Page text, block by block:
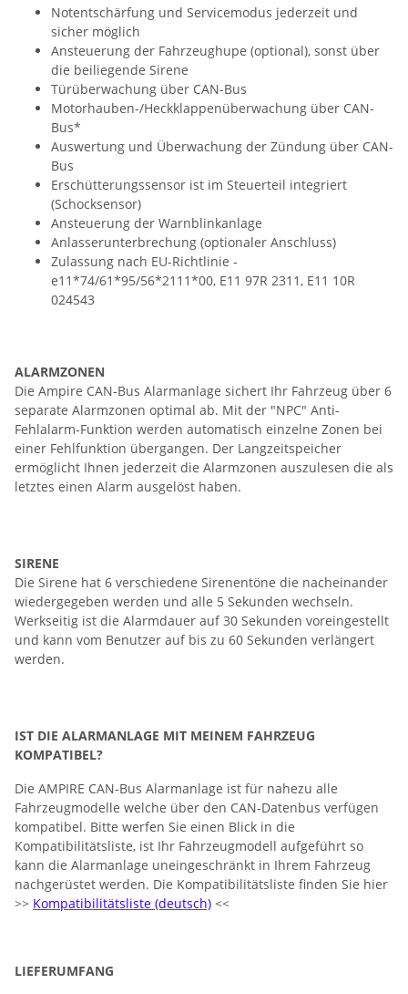
Notentschärfung und Servicemodus jederzeit und
sicher möglich
Ansteuerung der Fahrzeughupe (optional), sonst über
die beiliegende Sirene
Türüberwachung über CAN-Bus
Motorhauben-/Heckklappenüberwachung über CAN-
Bus*
Auswertung und Überwachung der Zündung über CAN-
Bus
Erschütterungssensor ist im Steuerteil integriert
(Schocksensor)
Ansteuerung der Warnblinkanlage
Anlasserunterbrechung (optionaler Anschluss)
Zulassung nach EU-Richtlinie -
e11*74/61*95/56*2111*00, E11 97R 2311, E11 10R
024543
ALARMZONEN
Die Ampire CAN-Bus Alarmanlage sichert Ihr Fahrzeug über 6
separate Alarmzonen optimal ab. Mit der "NPC" Anti-
Fehlalarm-Funktion werden automatisch einzelne Zonen bei
einer Fehlfunktion übergangen. Der Langzeitspeicher
ermöglicht Ihnen jederzeit die Alarmzonen auszulesen die als
letztes einen Alarm ausgelöst haben.
SIRENE
Die Sirene hat 6 verschiedene Sirenentöne die nacheinander
wiedergegeben werden und alle 5 Sekunden wechseln.
Werkseitig ist die Alarmdauer auf 30 Sekunden voreingestellt
und kann vom Benutzer auf bis zu 60 Sekunden verlängert
werden.
IST DIE ALARMANLAGE MIT MEINEM FAHRZEUG
KOMPATIBEL?
Die AMPIRE CAN-Bus Alarmanlage ist für nahezu alle
Fahrzeugmodelle welche über den CAN-Datenbus verfügen
kompatibel. Bitte werfen Sie einen Blick in die
Kompatibilitätsliste, ist Ihr Fahrzeugmodell aufgeführt so
kann die Alarmanlage uneingeschränkt in Ihrem Fahrzeug
nachgerüstet werden. Die Kompatibilitätsliste finden Sie hier
>> Kompatibilitätsliste (deutsch) <<
LIEFERUMFANG